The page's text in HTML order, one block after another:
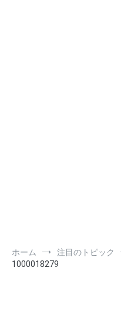
ホーム 注目のトピック
1000018279